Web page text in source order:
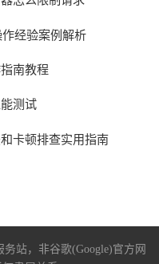
作经验案例解析
南教程
测试
卡顿排查实用指南
站，非谷歌(Google)官方网